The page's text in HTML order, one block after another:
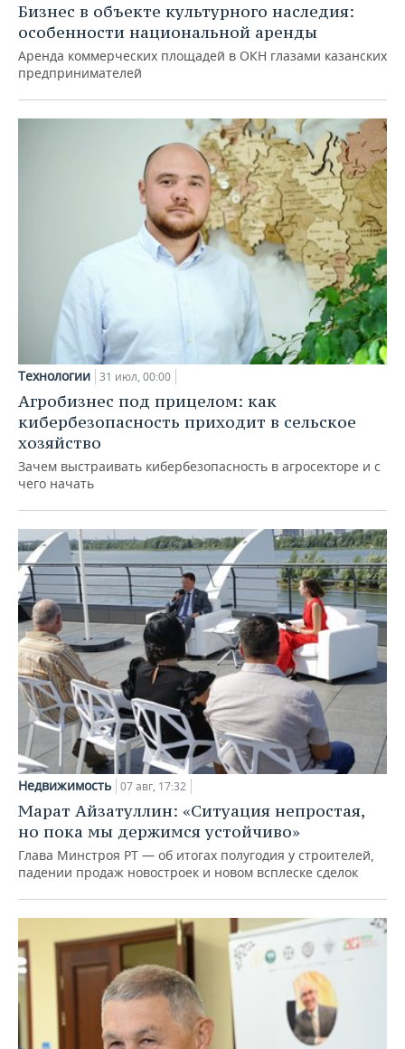
Бизнес в объекте культурного наследия:
особенности национальной аренды
Аренда коммерческих площадей в ОКН глазами казанских
предпринимателей
Технологии 31 июл, 00:00
Агробизнес под прицелом: как
кибербезопасность приходит в сельское
хозяйство
Зачем выстраивать кибербезопасность в агросекторе и с
чего начать
Недвижимость 07 авг, 17:32
Марат Айзатуллин: «Ситуация непростая,
но пока мы держимся устойчиво»
Глава Минстроя РТ — об итогах полугодия у строителей,
падении продаж новостроек и новом всплеске сделок